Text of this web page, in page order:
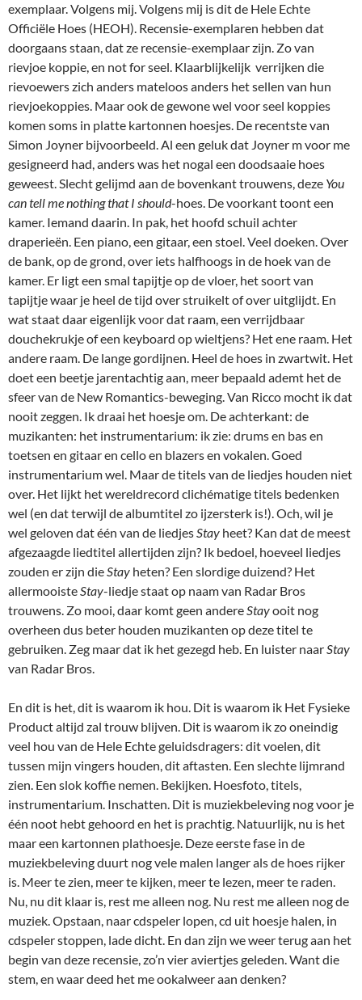
exemplaar. Volgens mij. Volgens mij is dit de Hele Echte
Officiële Hoes (HEOH). Recensie-exemplaren hebben dat
doorgaans staan, dat ze recensie-exemplaar zijn. Zo van
rievjoe koppie, en not for seel. Klaarblijkelijk verrijken die
rievoewers zich anders mateloos anders het sellen van hun
rievjoekoppies. Maar ook de gewone wel voor seel koppies
komen soms in platte kartonnen hoesjes. De recentste van
Simon Joyner bijvoorbeeld. Al een geluk dat Joyner m voor me
gesigneerd had, anders was het nogal een doodsaaie hoes
geweest. Slecht gelijmd aan de bovenkant trouwens, deze You
can tell me nothing that I should-hoes. De voorkant toont een
kamer. Iemand daarin. In pak, het hoofd schuil achter
draperieën. Een piano, een gitaar, een stoel. Veel doeken. Over
de bank, op de grond, over iets halfhoogs in de hoek van de
kamer. Er ligt een smal tapijtje op de vloer, het soort van
tapijtje waar je heel de tijd over struikelt of over uitglijdt. En
wat staat daar eigenlijk voor dat raam, een verrijdbaar
douchekrukje of een keyboard op wieltjens? Het ene raam. Het
andere raam. De lange gordijnen. Heel de hoes in zwartwit. Het
doet een beetje jarentachtig aan, meer bepaald ademt het de
sfeer van de New Romantics-beweging. Van Ricco mocht ik dat
nooit zeggen. Ik draai het hoesje om. De achterkant: de
muzikanten: het instrumentarium: ik zie: drums en bas en
toetsen en gitaar en cello en blazers en vokalen. Goed
instrumentarium wel. Maar de titels van de liedjes houden niet
over. Het lijkt het wereldrecord clichématige titels bedenken
wel (en dat terwijl de albumtitel zo ijzersterk is!). Och, wil je
wel geloven dat één van de liedjesStay heet? Kan dat de meest
afgezaagde liedtitel allertijden zijn? Ik bedoel, hoeveel liedjes
zouden er zijn dieStay heten? Een slordige duizend? Het
allermooisteStay-liedje staat op naam van Radar Bros
trouwens. Zo mooi, daar komt geen andereStayooit nog
overheen dus beter houden muzikanten op deze titel te
gebruiken. Zeg maar dat ik het gezegd heb. En luister naarStay
van Radar Bros.
En dit is het, dit is waarom ik hou. Dit is waarom ik Het Fysieke
Product altijd zal trouw blijven. Dit is waarom ik zo oneindig
veel hou van de Hele Echte geluidsdragers: dit voelen, dit
tussen mijn vingers houden, dit aftasten. Een slechte lijmrand
zien. Een slok koffie nemen. Bekijken. Hoesfoto, titels,
instrumentarium. Inschatten. Dit is muziekbeleving nog voor je
één noot hebt gehoord en het is prachtig. Natuurlijk, nu is het
maar een kartonnen plathoesje. Deze eerste fase in de
muziekbeleving duurt nog vele malen langer als de hoes rijker
is. Meer te zien, meer te kijken, meer te lezen, meer te raden.
Nu, nu dit klaar is, rest me alleen nog. Nu rest me alleen nog de
muziek. Opstaan, naar cdspeler lopen, cd uit hoesje halen, in
cdspeler stoppen, lade dicht. En dan zijn we weer terug aan het
begin van deze recensie, zo’n vier aviertjes geleden. Want die
stem, en waar deed het me ookalweer aan denken?